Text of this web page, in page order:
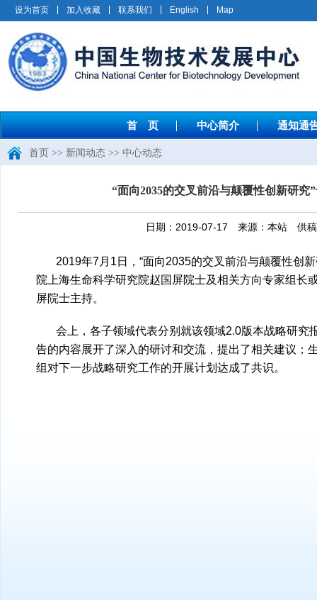
设为首页 加入收藏 联系我们 English Map
首 页 中心简介 通知通
首页 >> 新闻动态 >> 中心动态
“面向2035的交叉前沿与颠覆性创新研
日期：2019-07-17 来源：本站 供
2019年7月1日，“面向2035的交叉前沿与颠覆性创
院上海生命科学研究院赵国屏院士及相关方向专家组
屏院士主持。
会上，各子领域代表分别就该领域2.0版本战略研
告的内容展开了深入的研讨和交流，提出了相关建议；
组对下一步战略研究工作的开展计划达成了共识。